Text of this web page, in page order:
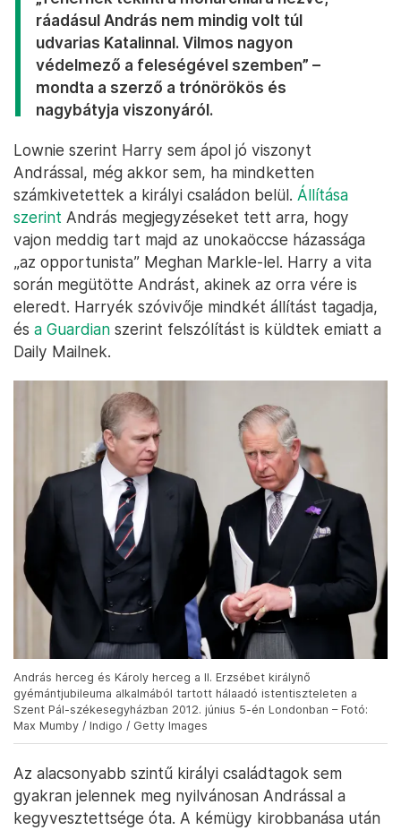
ráadásul András nem mindig volt túl
udvarias Katalinnal. Vilmos nagyon
védelmező a feleségével szemben” –
mondta a szerző a trónörökös és
nagybátyja viszonyáról.
Lownie szerint Harry sem ápol jó viszonyt
Andrással, még akkor sem, ha mindketten
számkivetettek a királyi családon belül. Állítása
szerint András megjegyzéseket tett arra, hogy
vajon meddig tart majd az unokaöccse házassága
„az opportunista” Meghan Markle-lel. Harry a vita
során megütötte Andrást, akinek az orra vére is
eleredt. Harryék szóvivője mindkét állítást tagadja,
és a Guardian szerint felszólítást is küldtek emiatt a
Daily Mailnek.
András herceg és Károly herceg a II. Erzsébet királynő
gyémántjubileuma alkalmából tartott hálaadó istentiszteleten a
Szent Pál-székesegyházban 2012. június 5-én Londonban – Fotó:
Max Mumby / Indigo / Getty Images
Az alacsonyabb szintű királyi családtagok sem
gyakran jelennek meg nyilvánosan Andrással a
kegyvesztettsége óta. A kémügy kirobbanása után